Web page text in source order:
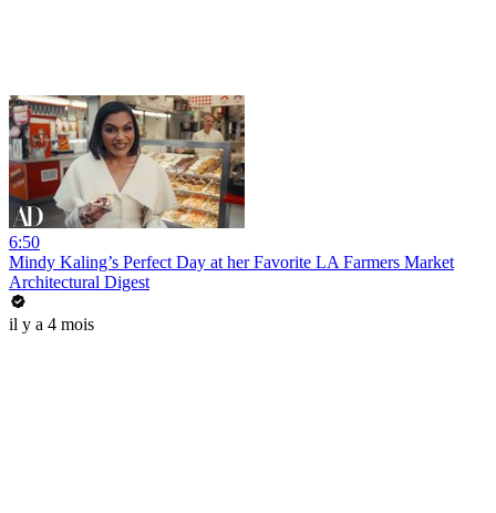
6:50
Mindy Kaling’s Perfect Day at her Favorite LA Farmers Market
Architectural Digest
il y a 4 mois